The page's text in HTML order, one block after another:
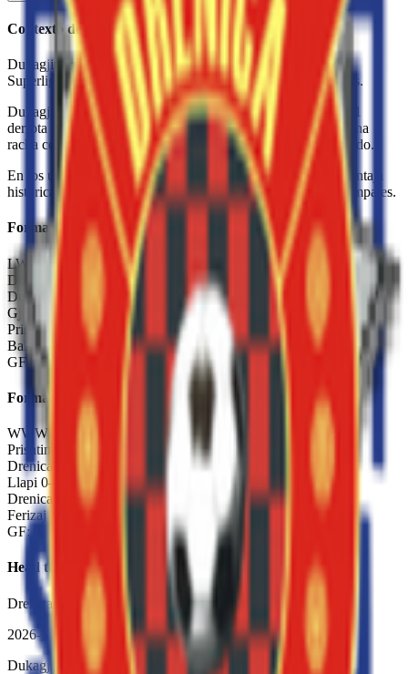
Contexto del Partido
Dukagjini recibe a Drenica Skënderaj por la este partido de
Superliga. Un partido que puede mover la tabla de posiciones.
Dukagjini llega con buena racha con 3 victorias, 1 empate y 1
derrota en sus últimos 5 partidos. Drenica Skënderaj con buena
racha con 3 victorias, 1 empate y 1 derrota en el mismo periodo.
En los últimos 5 enfrentamientos directos, Dukagjini tiene ventaja
histórica con 3 victorias contra 0 de Drenica Skënderaj y 2 empates.
Forma Reciente — Dukagjini
LW W
Dukagjini
Malisheva
2026-04-26
Dukagjini
Ballkani
2026-04-22
Gjilani
Dukagjini2026-04-19
Prishtina
1 Dukagjini
2026-04-13
Ballkani
Dukagjini2026-04-08
GF:35| GC:
Forma Reciente — Drenica Skënderaj
WW W
Prishtina e Re
Drenica Skënderaj
Drenica Skënderaj
2026-04-19
Llapi 0– Drenica Skënderaj
2026-04-12
Drenica Skënderaj
–2 Prishtina
2026-04-05
Ferizaj
Drenica Skënderaj 2026-03-21
GF:
Head to Head
Drenica Skënderaj –2
2026-03-08
Dukagjini
0Drenica Skënderaj